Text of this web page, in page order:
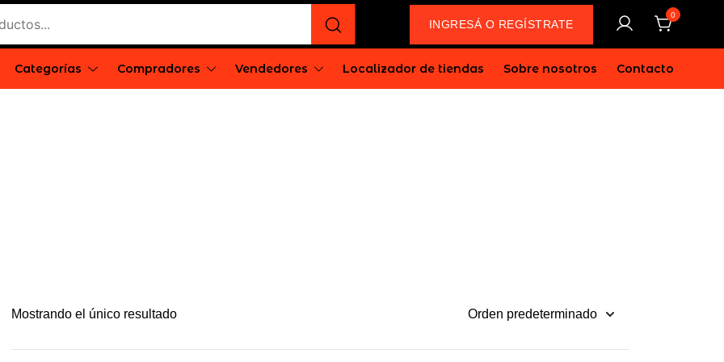
INGRESÁ O REGÍSTRATE
0
Categorías Compradores Vendedores Localizador de tiendas Sobre nosotros Contacto
Mostrando el único resultado